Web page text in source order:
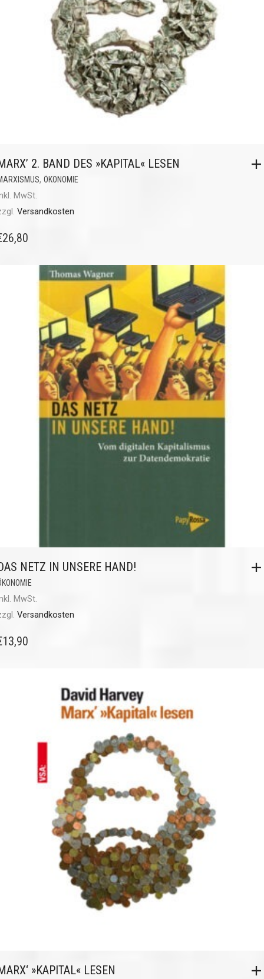
2. BAND DES »KAPITAL« LESEN
, ÖKONOMIE
MwSt.
Versandkosten
26,80
NETZ IN UNSERE HAND!
MwSt.
Versandkosten
13,90
»KAPITAL« LESEN